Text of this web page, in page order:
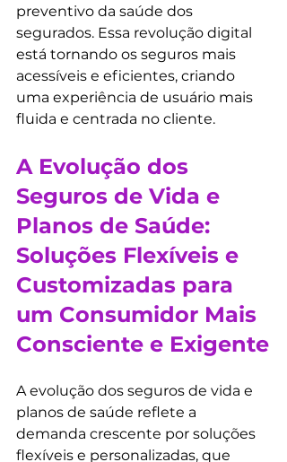
preventivo da saúde dos
segurados. Essa revolução digital
está tornando os seguros mais
acessíveis e eficientes, criando
uma experiência de usuário mais
fluida e centrada no cliente.
A Evolução dos
Seguros de Vida e
Planos de Saúde:
Soluções Flexíveis e
Customizadas para
um Consumidor Mais
Consciente e Exigente
A evolução dos seguros de vida e
planos de saúde reflete a
demanda crescente por soluções
flexíveis e personalizadas, que